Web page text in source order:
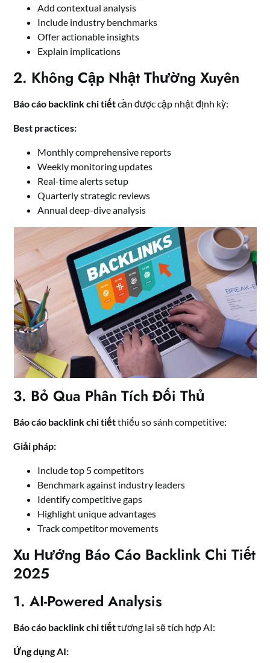
Add contextual analysis
Include industry benchmarks
Offer actionable insights
Explain implications
2. Không Cập Nhật Thường Xuyên
Báo cáo backlink chi tiếtcần được cập nhật định kỳ:
Best practices:
Monthly comprehensive reports
Weekly monitoring updates
Real-time alerts setup
Quarterly strategic reviews
Annual deep-dive analysis
3. Bỏ Qua Phân Tích Đối Thủ
Báo cáo backlink chi tiếtthiếu so sánh competitive:
Giải pháp:
Include top 5 competitors
Benchmark against industry leaders
Identify competitive gaps
Highlight unique advantages
Track competitor movements
Xu Hướng Báo Cáo Backlink Chi Tiết
2025
1. AI-Powered Analysis
Báo cáo backlink chi tiếttương lai sẽ tích hợp AI:
Ứng dụng AI: